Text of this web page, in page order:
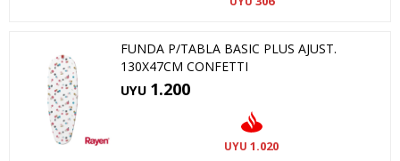
FUNDA P/TABLA BASIC PLUS AJUST.
130X47CM CONFETTI
UYU 1.200
UYU 1.020